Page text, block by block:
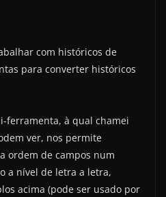
com históricos de
para converter históricos
ferramenta, à qual chamei
ver, nos permite
ordem de campos num
a nível de letra a letra,
acima (pode ser usado por